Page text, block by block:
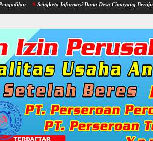
Sengketa Informasi Dana Desa Cimayang Berujung ke